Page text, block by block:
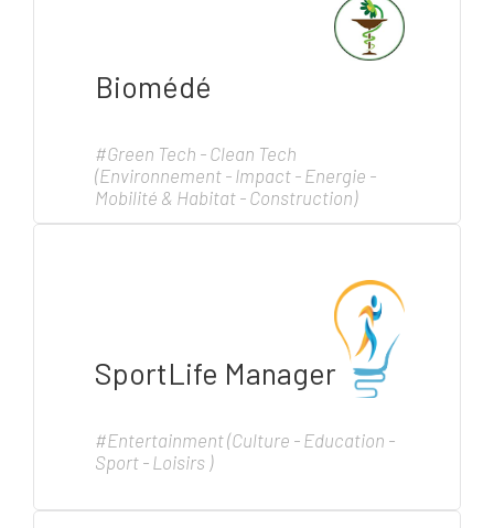
Biomédé
#Green Tech - Clean Tech
(Environnement - Impact - Energie -
Mobilité & Habitat - Construction)
SportLife Manager
#Entertainment (Culture - Education -
Sport - Loisirs )